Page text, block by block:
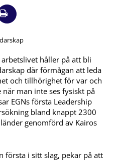
håller på att bli
där förmågan att leda
och tillhörighet för var och
man inte ses fysiskt på
EGNs första Leadership
bland knappt 2300
genomförd av Kairos
första i sitt slag, pekar på att